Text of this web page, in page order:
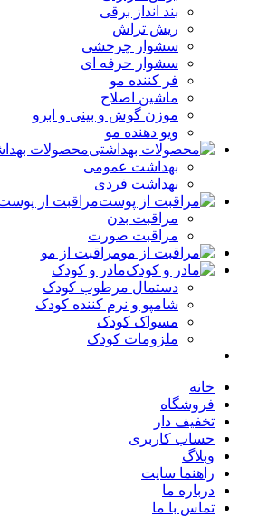
بند انداز برقی
ریش تراش
سشوار چرخشی
سشوار حرفه ای
فر کننده‌ مو
ماشین اصلاح
موزن گوش و بینی و ابرو
ویو دهنده مو
محصولات بهداشتی
بهداشت عمومی
بهداشت فردی
مراقبت از پوست
مراقبت بدن
مراقبت صورت
مراقبت از مو
مادر و کودک
دستمال مرطوب کودک
شامپو و نرم کننده کودک
مسواک کودک
ملزومات کودک
خانه
فروشگاه
تخفیف دار
حساب کاربری
وبلاگ
راهنما سایت
درباره ما
تماس با ما